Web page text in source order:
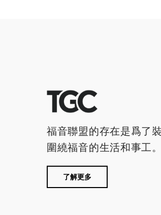
福音聯盟的存在是爲了
圍繞福音的生活和事工。
了解更多